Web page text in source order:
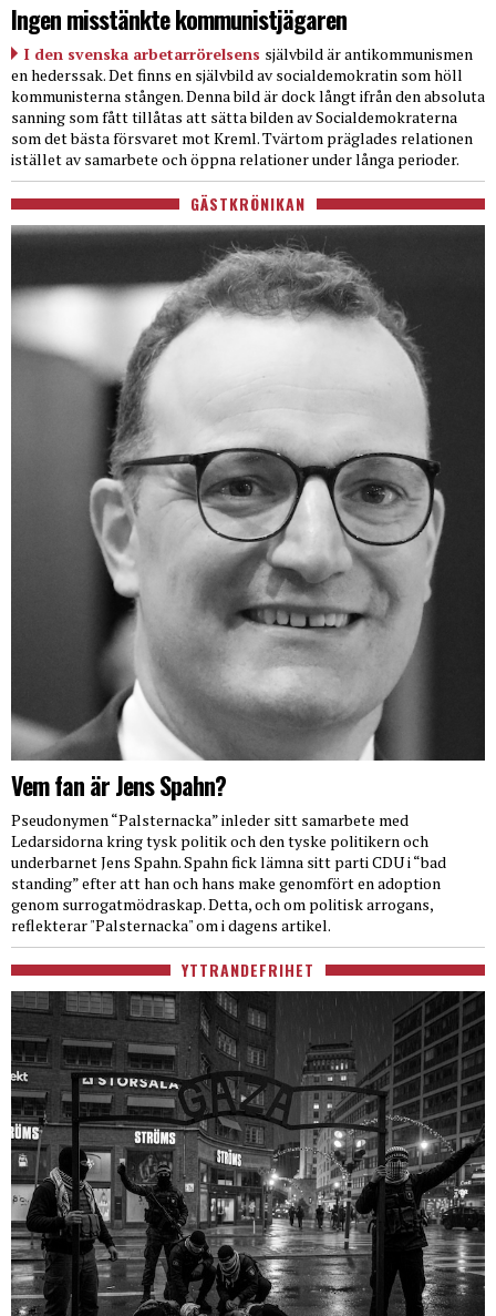
Ingen misstänkte kommunistjägaren
I den svenska arbetarrörelsens självbild är antikommunismen
en hederssak. Det finns en självbild av socialdemokratin som höll
kommunisterna stången. Denna bild är dock långt ifrån den absoluta
sanning som fått tillåtas att sätta bilden av Socialdemokraterna
som det bästa försvaret mot Kreml. Tvärtom präglades relationen
istället av samarbete och öppna relationer under långa perioder.
GÄSTKRÖNIKAN
Vem fan är Jens Spahn?
Pseudonymen “Palsternacka” inleder sitt samarbete med
Ledarsidorna kring tysk politik och den tyske politikern och
underbarnet Jens Spahn. Spahn fick lämna sitt parti CDU i “bad
standing” efter att han och hans make genomfört en adoption
genom surrogatmödraskap. Detta, och om politisk arrogans,
reflekterar "Palsternacka" om i dagens artikel.
YTTRANDEFRIHET